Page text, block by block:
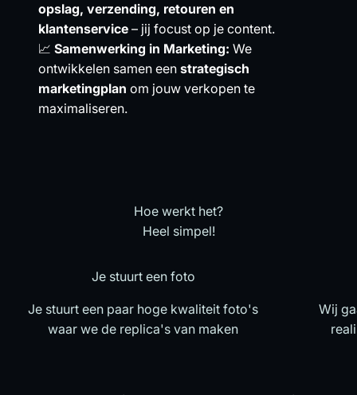
opslag, verzending, retouren en
klantenservice – jij focust op je content.
📈 Samenwerking in Marketing: We
ontwikkelen samen een strategisch
marketingplan om jouw verkopen te
maximaliseren.
Heel simpel!
Je stuurt een foto
Je stuurt een paar hoge kwaliteit foto's
waar we de replica's van maken
Wij